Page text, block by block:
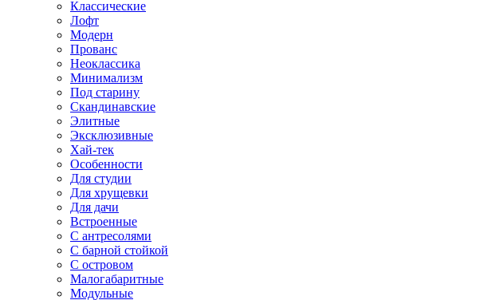
Классические
Лофт
Модерн
Прованс
Неоклассика
Минимализм
Под старину
Скандинавские
Элитные
Эксклюзивные
Хай-тек
Особенности
Для студии
Для хрущевки
Для дачи
Встроенные
С антресолями
С барной стойкой
С островом
Малогабаритные
Модульные